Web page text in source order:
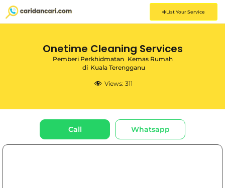
List Your Service
Onetime Cleaning Services
Pemberi Perkhidmatan Kemas Rumah
di Kuala Terengganu
Views: 311
Call Whatsapp